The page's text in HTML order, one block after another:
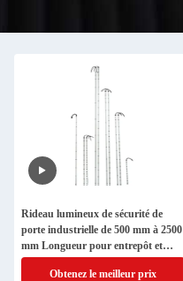
Rideau lumineux de sécurité de
porte industrielle de 500 mm à 2500
mm Longueur pour entrepôt et
usine
Obtenez le meilleur prix